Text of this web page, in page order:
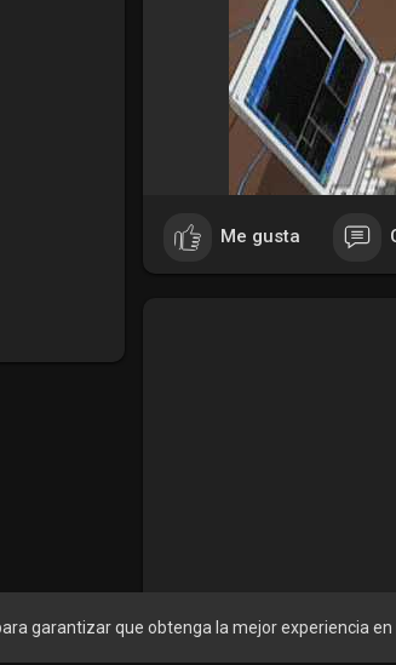
garantizar que obtenga la mejor experiencia en
Me gusta